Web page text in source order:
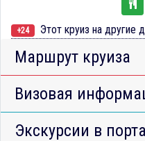
+24 Этот круиз на другие
Маршрут круиза
Визовая
Экскурсии в